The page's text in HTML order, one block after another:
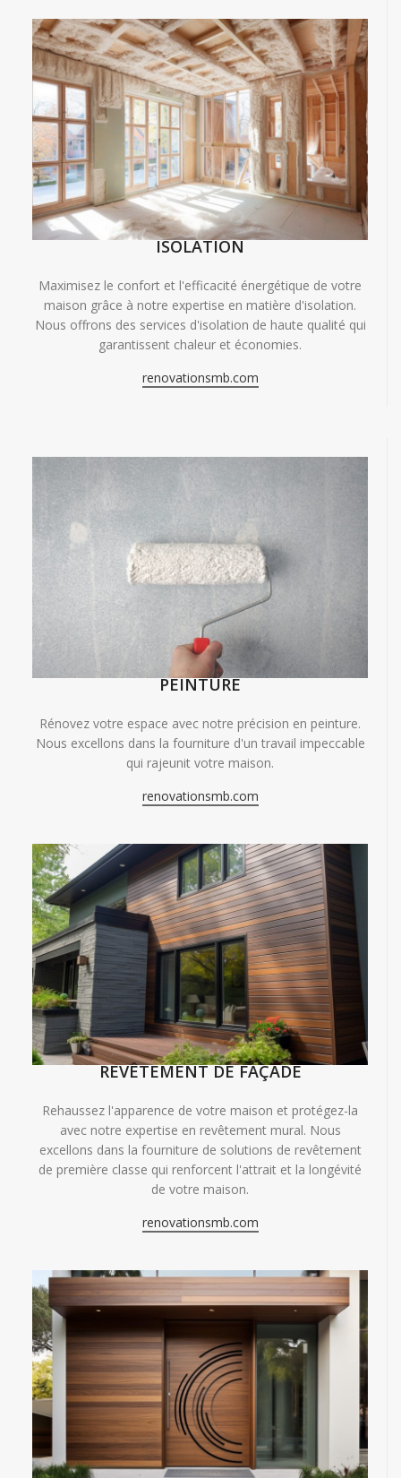
ISOLATION
Maximisez le confort et l'efficacité énergétique de votre
maison grâce à notre expertise en matière d'isolation.
Nous offrons des services d'isolation de haute qualité qui
garantissent chaleur et économies.
renovationsmb.com
PEINTURE
Rénovez votre espace avec notre précision en peinture.
Nous excellons dans la fourniture d'un travail impeccable
qui rajeunit votre maison.
renovationsmb.com
REVÊTEMENT DE FAÇADE
Rehaussez l'apparence de votre maison et protégez-la
avec notre expertise en revêtement mural. Nous
excellons dans la fourniture de solutions de revêtement
de première classe qui renforcent l'attrait et la longévité
de votre maison.
renovationsmb.com